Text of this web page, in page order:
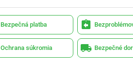
Bezpečná platba assignment_return
Ochrana súkromia local_shipping Bezpečné